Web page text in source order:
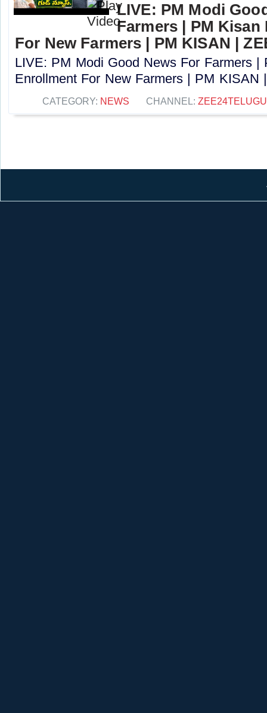
LIVE: PM Modi
Farmers | PM
For New Farmers | PM KISAN |
LIVE: PM Modi Good News For Farmers |
Enrollment For New Farmers | PM KISAN
CATEGORY: NEWS CHANNEL: